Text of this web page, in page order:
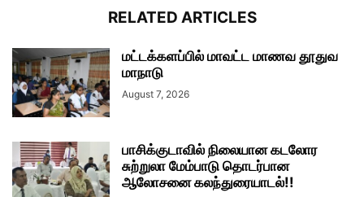
RELATED ARTICLES
மட்டக்களப்பில் மாவட்ட மாணவ தூதுவ
மாநாடு
August 7, 2026
பாசிக்குடாவில் நிலையான கடலோர
சுற்றுலா மேம்பாடு தொடர்பான
ஆலோசனை கலந்துரையாடல்!!